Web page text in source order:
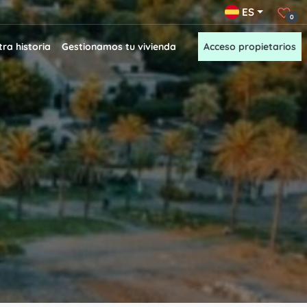
ES 0
historia Gestionamos tu vivienda Acceso propietarios